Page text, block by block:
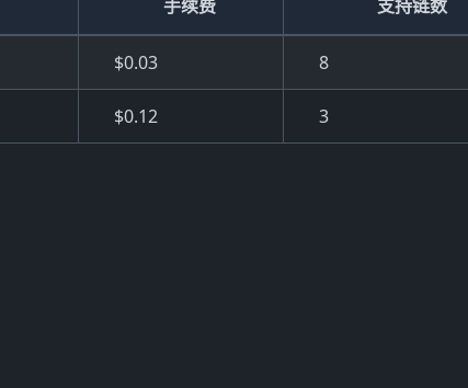
手续费 支持链数
$0.03 8
$0.12 3